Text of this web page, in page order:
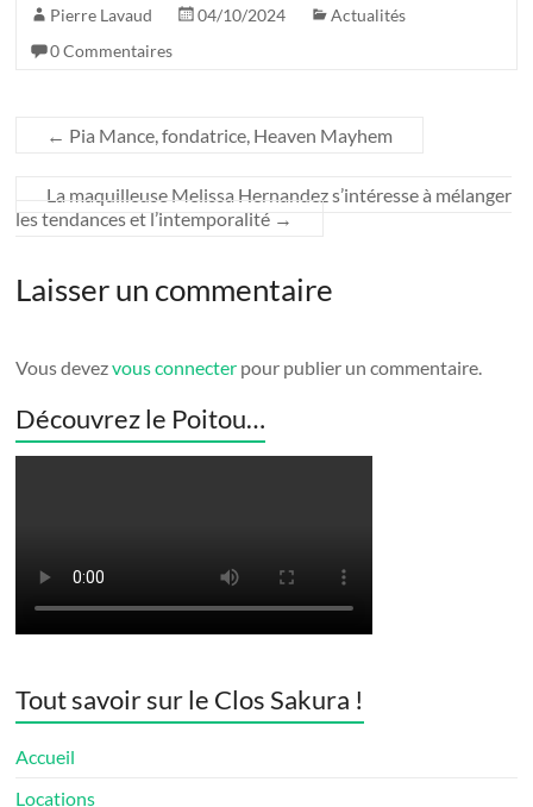
Pierre Lavaud 04/10/2024
Actualités
0 Commentaires
← Pia Mance, fondatrice, Heaven Mayhem
La maquilleuse Melissa Hernandez s’intéresse à mélanger
les tendances et l’intemporalité →
Laisser un commentaire
Vous devezvous connecter pour publier un commentaire.
Découvrez le Poitou…
Tout savoir sur le Clos Sakura !
Accueil
Locations